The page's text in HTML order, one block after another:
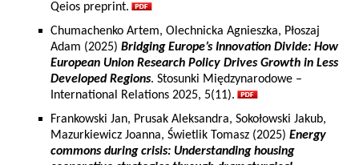
Qeios preprint.
Chumachenko Artem, Olechnicka Agnieszka, Płoszaj
Adam (2025) Bridging Europe’s Innovation Divide: How
European Union Research Policy Drives Growth in Less
Developed Regions. Stosunki Międzynarodowe –
International Relations 2025, 5(11).
Frankowski Jan, Prusak Aleksandra, Sokołowski Jakub,
Mazurkiewicz Joanna, Świetlik Tomasz (2025) Energy
commons during crisis: Understanding housing